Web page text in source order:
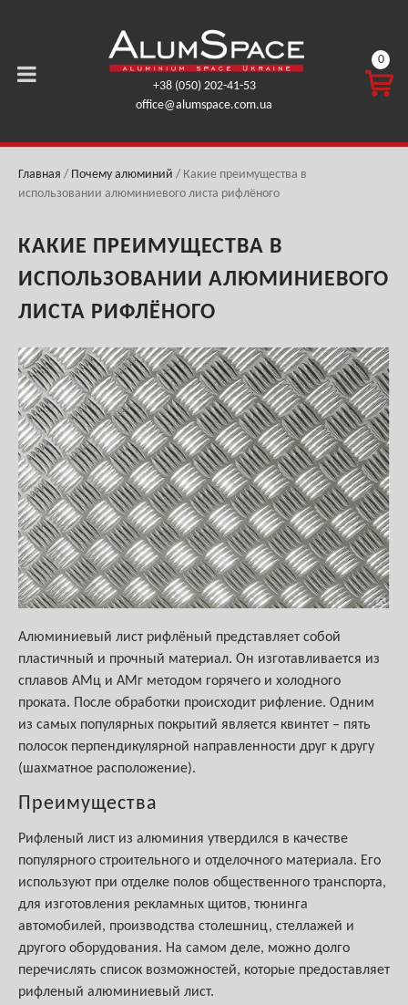
+38 (050) 202-41-53
office@alumspace.com.ua
КОРЗ
ГРН.
0
Главная / Почему алюминий / Какие преимущества в
использовании алюминиевого листа рифлёного
КАКИЕ ПРЕИМУЩЕСТВА В
ИСПОЛЬЗОВАНИИ АЛЮМИНИЕВОГО
ЛИСТА РИФЛЁНОГО
Алюминиевый лист рифлёный представляет собой
пластичный и прочный материал. Он изготавливается из
сплавов АМц и АМг методом горячего и холодного
проката. После обработки происходит рифление. Одним
из самых популярных покрытий является квинтет – пять
полосок перпендикулярной направленности друг к другу
(шахматное расположение).
Преимущества
Рифленый лист из алюминия утвердился в качестве
популярного строительного и отделочного материала. Его
используют при отделке полов общественного транспорта,
для изготовления рекламных щитов, тюнинга
автомобилей, производства столешниц, стеллажей и
другого оборудования. На самом деле, можно долго
перечислять список возможностей, которые предоставляет
рифленый алюминиевый лист.